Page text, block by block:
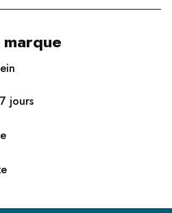
jours